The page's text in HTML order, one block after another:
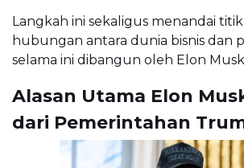
Langkah ini sekaligus menandai
hubungan antara dunia bisnis dan
selama ini dibangun oleh Elon
Alasan Utama Elon
dari Pemerintahan